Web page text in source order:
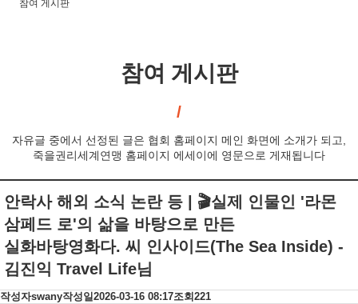
참여 게시판
참여 게시판
자유글 중에서 선정된 글은 협회 홈페이지 메인 화면에 소개가 되고,
죽을권리세계연맹 홈페이지 에세이에 영문으로 게재됩니다
안락사 해외 소식 논란 등 | 🎬실제 인물인 '라몬
삼페드 로'의 삶을 바탕으로 만든
실화바탕영화다. 씨 인사이드(The Sea Inside) -
김진익 Travel Life님
작성자swany작성일 2026-03-16 08:17조회 221